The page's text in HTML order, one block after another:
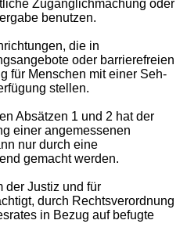
Zugänglichmachung oder
benutzen.
die in
oder barrierefreien
für Menschen mit einer Seh-
stellen.
Absätzen 1 und 2 hat der
einer angemessenen
nur durch eine
gemacht werden.
der Justiz und für
durch Rechtsverordnung
in Bezug auf befugte